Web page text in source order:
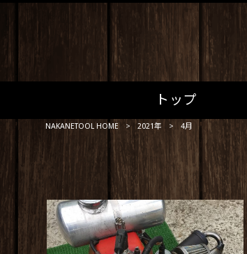
トップ
NAKANETOOL HOME > 2021年 > 4月